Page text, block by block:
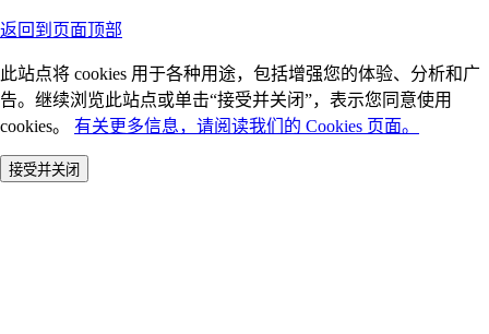
返回到页面顶部
此站点将 cookies 用于各种用途，包括增强您的体验、分析和广
告。继续浏览此站点或单击“接受并关闭”，表示您同意使用
cookies。 有关更多信息，请阅读我们的 Cookies 页面。
接受并关闭